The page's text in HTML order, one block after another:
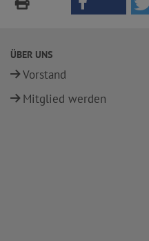
ÜBER UNS
Vorstand
Mitglied werden